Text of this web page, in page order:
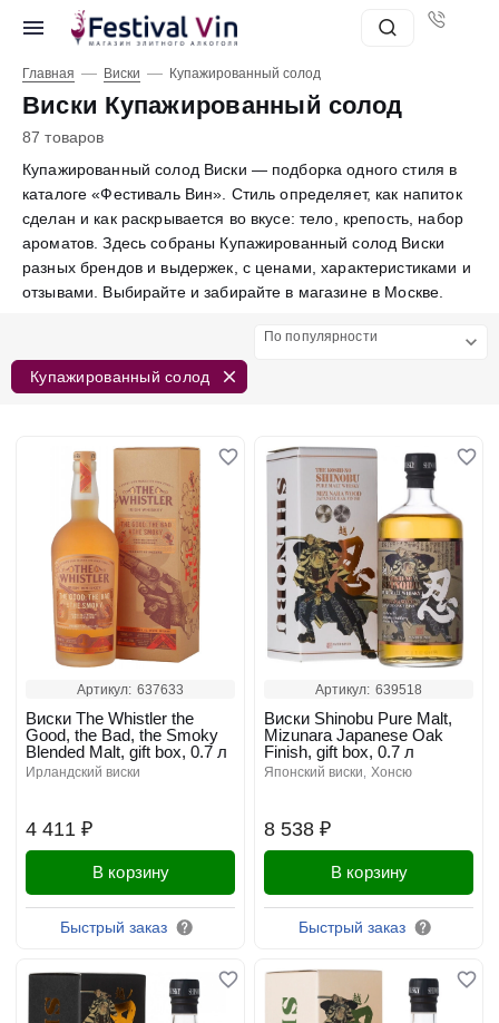
Главная — Виски — Купажированный солод
Виски Купажированный солод
87 товаров
Купажированный солод Виски — подборка одного стиля в
каталоге «Фестиваль Вин». Стиль определяет, как напиток
сделан и как раскрывается во вкусе: тело, крепость, набор
ароматов. Здесь собраны Купажированный солод Виски
разных брендов и выдержек, с ценами, характеристиками и
отзывами. Выбирайте и забирайте в магазине в Москве.
По популярности
Купажированный солод
Артикул: 637633
4 411 ₽
Виски The Whistler the
Good, the Bad, the Smoky
Blended Malt, gift box, 0.7 л
ирландский виски
В корзину
Быстрый заказ
Артикул: 639518
8 538 ₽
Виски Shinobu Pure Malt,
Mizunara Japanese Oak
Finish, gift box, 0.7 л
японский виски хонсю
В корзину
Быстрый заказ